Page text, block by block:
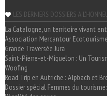
LES DERNIERS DOSSIERS A
La Catalogne, un territoire vivant
Association Mercantour Ecotourisme
Grande Traversée Jura
Saint-Pierre-et-Miquelon : Un
Woofing
Road Trip en Autriche : Alpbach et
Dossier spécial Femmes du